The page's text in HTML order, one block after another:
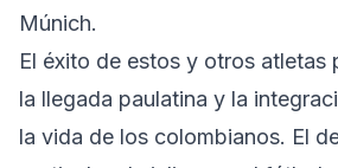
Múnich.
El éxito de estos y otros atletas
la llegada paulatina y la
la vida de los colombianos. El